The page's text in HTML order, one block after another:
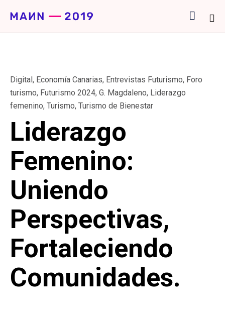

Liderazgo
Femenino:
Uniendo
Perspectivas,
Fortaleciendo
Comunidades.
Category
Digital, Economía Canarias, Entrevistas Futurismo, Foro
turismo, Futurismo 2024, G. Magdaleno, Liderazgo
femenino, Turismo, Turismo de Bienestar